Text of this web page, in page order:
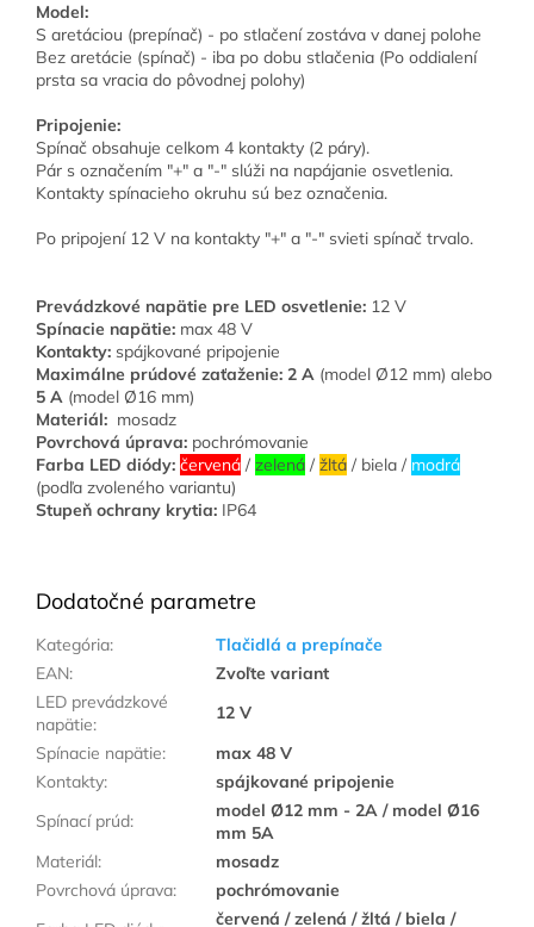
Model:
S aretáciou (prepínač) - po stlačení zostáva v danej polohe
Bez aretácie (spínač) - iba po dobu stlačenia (Po oddialení
prsta sa vracia do pôvodnej polohy)
Pripojenie:
Spínač obsahuje celkom 4 kontakty (2 páry).
Pár s označením "+" a "-" slúži na napájanie osvetlenia.
Kontakty spínacieho okruhu sú bez označenia.
Po pripojení 12 V na kontakty "+" a "-" svieti spínač trvalo.
Prevádzkové napätie pre LED osvetlenie: 12 V
Spínacie napätie: max 48 V
Kontakty: spájkované pripojenie
Maximálne prúdové zaťaženie: 2 A (model Ø12 mm) alebo
5 A (model Ø16 mm)
Materiál: mosadz
Povrchová úprava: pochrómovanie
Farba LED diódy: červená / zelená / žltá / biela / modrá
(podľa zvoleného variantu)
Stupeň ochrany krytia: IP64
Dodatočné parametre
Kategória:
Tlačidlá a prepínače
EAN:
Zvoľte variant
LED prevádzkové
napätie:
12 V
Spínacie napätie:
max 48 V
Kontakty:
spájkované pripojenie
Spínací prúd:
model Ø12 mm - 2A / model Ø16
mm 5A
Materiál:
mosadz
Povrchová úprava:
pochrómovanie
červená / zelená / žltá / biela /